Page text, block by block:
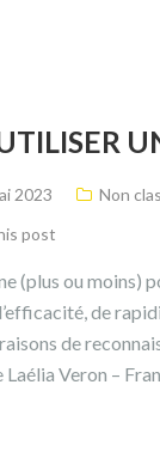
2023
Non
post
(plus ou moins)
de
de
Veron –